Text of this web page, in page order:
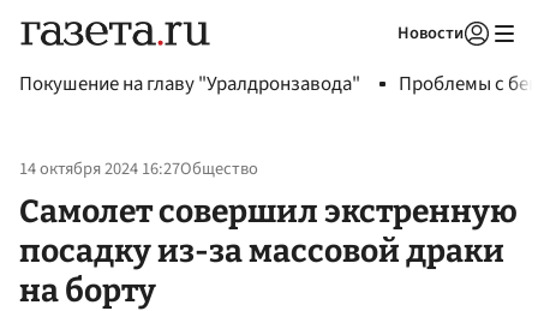
Новости
Покушение на главу "Уралдронзавода" Проблемы с
14 октября 2024 16:27Общество
Самолет совершил экстренную
посадку из-за массовой драки
на борту